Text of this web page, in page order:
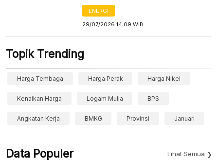
ENERGI
29/07/2026 14:09 WIB
Topik Trending
Harga Tembaga Harga Perak Harga Nikel
Kenaikan Harga Logam Mulia BPS
Angkatan Kerja BMKG Provinsi Januari
Data Populer Lihat Semua